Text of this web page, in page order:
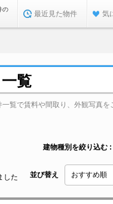
の
最近見た物件 気
覧
覧で賃料や間取り、外観写真を
建物種別を絞り込む
した 並び替え